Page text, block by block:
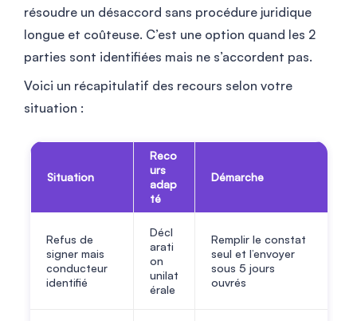
résoudre un désaccord sans procédure juridique
longue et coûteuse. C’est une option quand les 2
parties sont identifiées mais ne s’accordent pas.
Voici un récapitulatif des recours selon votre
situation :
Situation
Reco
urs
adap
té
Démarche
Refus de
signer mais
conducteur
identifié
Décl
arati
on
unilat
érale
Remplir le constat
seul et l’envoyer
sous 5 jours
ouvrés